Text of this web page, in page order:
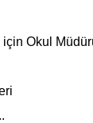
için Okul